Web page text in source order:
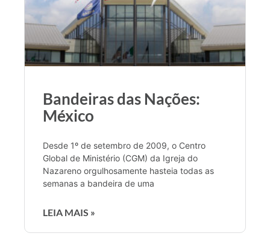
Bandeiras das Nações:
México
Desde 1º de setembro de 2009, o Centro
Global de Ministério (CGM) da Igreja do
Nazareno orgulhosamente hasteia todas as
semanas a bandeira de uma
LEIA MAIS »